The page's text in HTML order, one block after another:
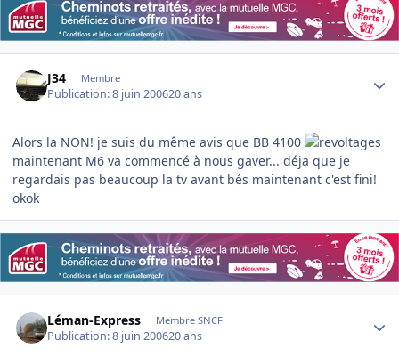
J34 Membre
Publication:8 juin 200620 ans
Alors la NON! je suis du même avis que BB 4100
maintenant M6 va commencé à nous gaver... déja que je
regardais pas beaucoup la tv avant bés maintenant c'est fini!
okok
Léman-Express Membre SNCF
Publication:8 juin 200620 ans